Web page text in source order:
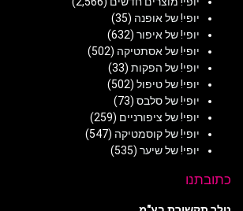
יופי! של אופנה (35)
יופי! של איפור (632)
יופי! של אסתטיקה (502)
יופי! של הפקות (33)
יופי! של טיפול (502)
יופי! של סלבס (73)
יופי! של ציפורניים (259)
יופי! של קוסמטיקה (547)
יופי! של שיער (535)
כתובתנו